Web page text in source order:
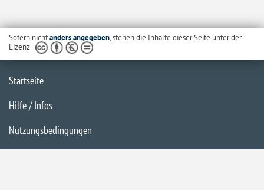
Sofern nichtanders angegeben, stehen die Inhalte dieser Seite unter der
Lizenz
Startseite
Hilfe / Infos
Nutzungsbedingungen